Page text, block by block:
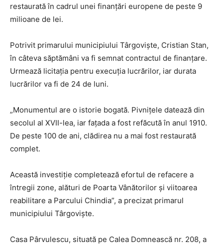
restaurată în cadrul unei finanțări europene de peste 9
milioane de lei.
Potrivit primarului municipiului Târgoviște, Cristian Stan,
în câteva săptămâni va fi semnat contractul de finanțare.
Urmează licitația pentru execuția lucrărilor, iar durata
lucrărilor va fi de 24 de luni.
„Monumentul are o istorie bogată. Pivnițele datează din
secolul al XVII-lea, iar fațada a fost refăcută în anul 1910.
De peste 100 de ani, clădirea nu a mai fost restaurată
complet.
Această investiție completează efortul de refacere a
întregii zone, alături de Poarta Vânătorilor și viitoarea
reabilitare a Parcului Chindia”, a precizat primarul
municipiului Târgoviște.
Casa Pârvulescu, situată pe Calea Domnească nr. 208, a